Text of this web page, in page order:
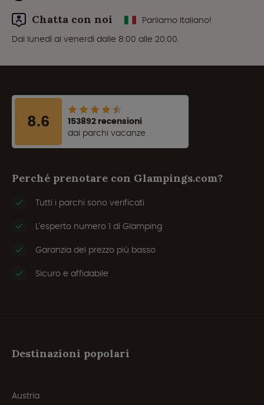
Chatta con noi
Parliamo Italiano!
Dal lunedì al venerdì dalle 8:00 alle 20:00.
8.6
153892 recensioni
dai parchi vacanze
Perché prenotare con Glampings.com?
Tutti i parchi sono verificati
L'esperto numero 1 di Glamping
Garanzia del prezzo più basso
Sicuro e affidabile
Destinazioni popolari
Austria